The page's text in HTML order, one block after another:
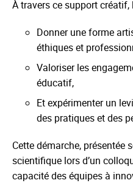
À travers ce support créatif,
Donner une forme
éthiques et
Valoriser les
éducatif,
Et expérimenter un
des pratiques et des
Cette démarche, présentée
scientifique lors d’un
capacité des équipes à